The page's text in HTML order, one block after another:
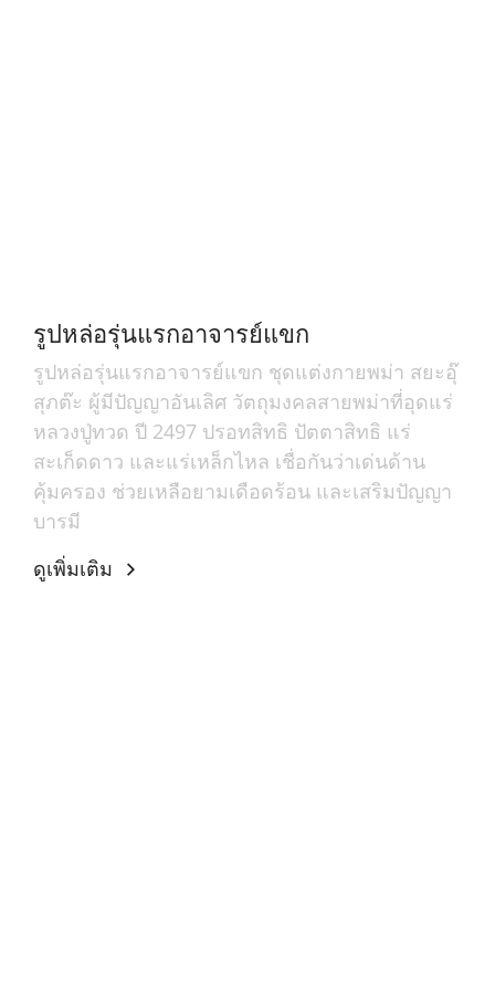
รูปหล่อรุ่นแรกอาจารย์แขก
รูปหล่อรุ่นแรกอาจารย์แขก ชุดแต่งกายพม่า สยะอุ๊
สุภต๊ะ ผู้มีปัญญาอันเลิศ วัตถุมงคลสายพม่าที่อุดแร่
หลวงปู่ทวด ปี 2497 ปรอทสิทธิ ปัตตาสิทธิ แร่
สะเก็ดดาว และแร่เหล็กไหล เชื่อกันว่าเด่นด้าน
คุ้มครอง ช่วยเหลือยามเดือดร้อน และเสริมปัญญา
บารมี
ดูเพิ่มเติม